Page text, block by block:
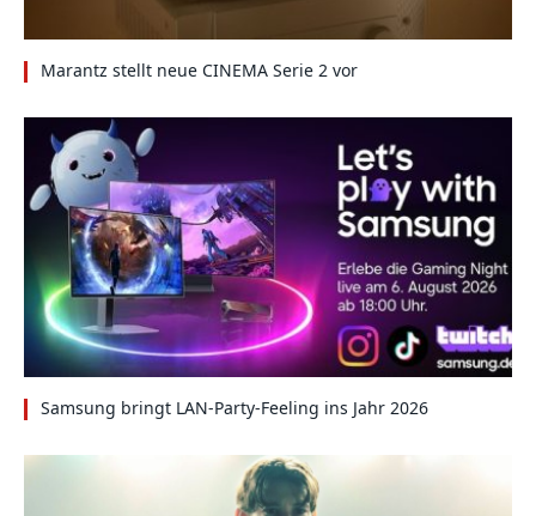
Marantz stellt neue CINEMA Serie 2 vor
Samsung bringt LAN-Party-Feeling ins Jahr 2026